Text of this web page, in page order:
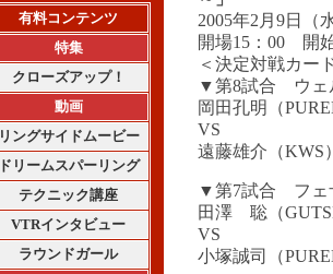
有料コンテンツ
特集
クローズアップ！
動画
リングサイドムービー
ドリームスパーリング
テクニック講座
VTRインタビュー
ラウンドガール
2005年2月9日（
開場15：00 開
＜決定対戦カー
▼第8試合 ウェ
岡田孔明（
VS
遠藤雄介（KWS
▼第7試合 フェ
田澤 聡（
VS
小塚誠司（